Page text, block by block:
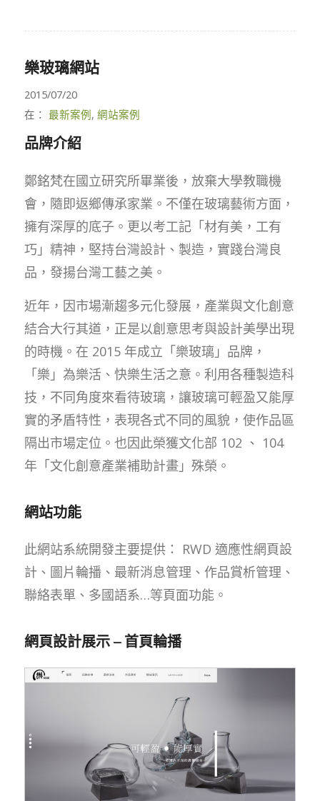
樂玻璃網站
2015/07/20
在： 最新案例, 網站案例
品牌介紹
鄭銘梵在國立研究所畢業後，放棄大學教職機
會，隨即返鄉傳承家業。不僅在玻璃藝術方面，
擁有深厚的底子。更以考工記「材有美，工有
巧」精神，堅持台灣設計、製造，實踐台灣良
品，發揚台灣工藝之美。
近年，因市場漸趨多元化發展，產業與文化創意
結合大行其道，正是以創意思考與設計美學出現
的時機。在 2015 年成立「樂玻璃」品牌，
「樂」為樂活、快樂生活之意。利用各種製造科
技，不同角度來看待玻璃，讓玻璃可輕盈又能厚
實的矛盾特性，表現各式不同的風貌，使作品區
隔出市場定位。也因此榮獲文化部 102 、 104
年「文化創意產業補助計畫」殊榮。
網站功能
此網站系統開發主要提供： RWD 適應性網頁設
計、圖片輪播、最新消息管理、作品賞析管理、
聯絡表單、多國語系…等頁面功能。
網頁設計展示 – 首頁輪播